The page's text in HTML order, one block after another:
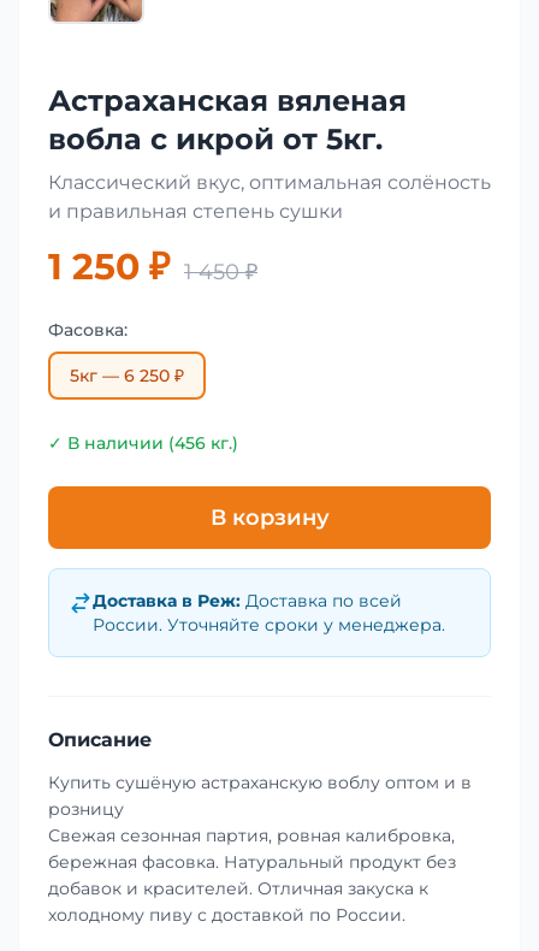
Астраханская вяленая
вобла с икрой от 5кг.
Классический вкус, оптимальная солёность
и правильная степень сушки
1 250 ₽ 1 450 ₽
Фасовка:
5кг — 6 250 ₽
✓ В наличии (456 кг.)
В корзину
Доставка в Реж: Доставка по всей
России. Уточняйте сроки у менеджера.
Описание
Купить сушёную астраханскую воблу оптом и в
розницу
Свежая сезонная партия, ровная калибровка,
бережная фасовка. Натуральный продукт без
добавок и красителей. Отличная закуска к
холодному пиву с доставкой по России.